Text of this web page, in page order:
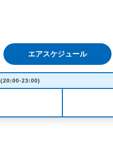
エアスケジュール
(20:00-23:00)